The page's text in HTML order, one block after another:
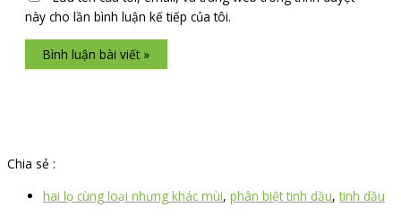
này cho lần bình luận kế tiếp của tôi.
Chia sẻ :
hai lọ cùng loại nhưng khác mùi, phân biệt tinh dầu,tinh dầu